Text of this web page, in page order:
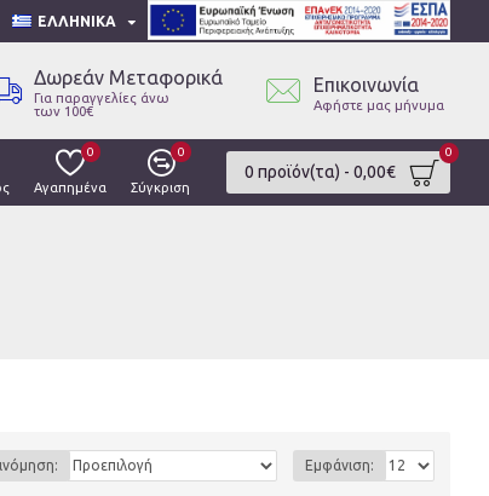
ΕΛΛΗΝΙΚΆ
Δωρεάν Μεταφορικά
Για παραγγελίες άνω
των 100€
Επικοινωνία
Αφήστε μας μήνυμα
Αγαπημένα
0
Σύγκριση
0
0 προϊόν(τα) - 0,00€
0
Εμφάνιση: